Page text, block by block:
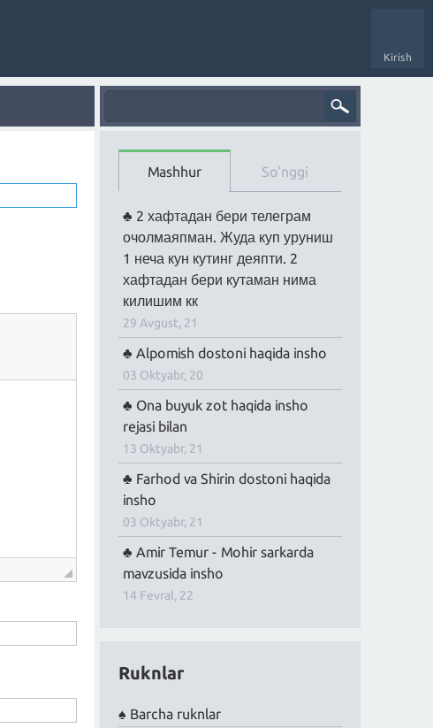
Kirish
Mashhur So'nggi
2 хафтадан бери телеграм
очолмаяпман. Жуда куп уруниш
1 неча кун кутинг деяпти. 2
хафтадан бери кутаман нима
килишим кк
29 Avgust, 21
Alpomish dostoni haqida insho
03 Oktyabr, 20
Ona buyuk zot haqida insho
rejasi bilan
13 Oktyabr, 21
Farhod va Shirin dostoni haqida
insho
03 Oktyabr, 21
Amir Temur - Mohir sarkarda
mavzusida insho
14 Fevral, 22
Ruknlar
Barcha ruknlar